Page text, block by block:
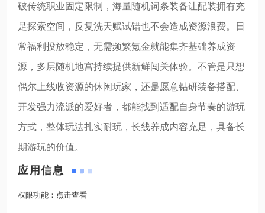
破传统职业固定限制，海量随机词条装备让配装拥有充
足探索空间，反复洗天赋试错也不会造成资源浪费。日
常福利投放稳定，无需频繁氪金就能集齐基础养成资
源，多层随机地宫持续提供新鲜闯关体验。不管是只想
偶尔上线收资源的休闲玩家，还是愿意钻研装备搭配、
开发强力流派的爱好者，都能找到适配自身节奏的游玩
方式，整体玩法扎实耐玩，长线养成内容充足，具备长
期游玩的价值。
应用信息
权限功能： 点击查看